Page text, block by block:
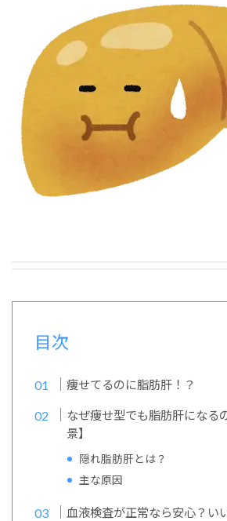
時
目次
痩せてるのに脂肪肝！？
なぜ痩せ型でも脂肪肝になる
景】
隠れ脂肪肝とは？
主な原因
血液検査が正常なら安心？い